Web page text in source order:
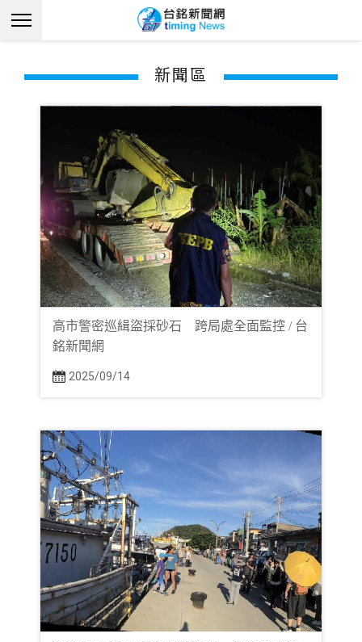
新聞區
高市警密巡緝盜採砂石 跨局處全面監控 / 台
銘新聞網
2025/09/14